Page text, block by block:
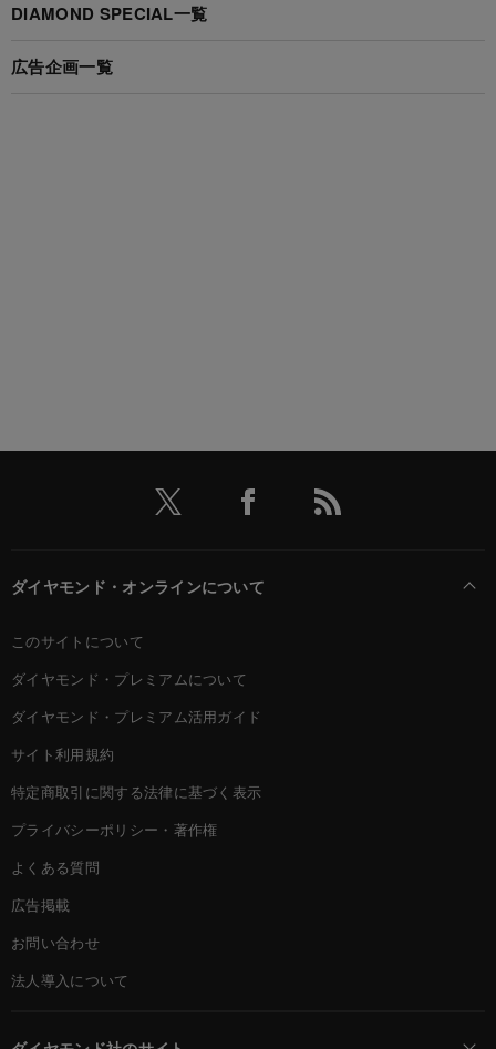
DIAMOND SPECIAL一覧
広告企画一覧
ダイヤモンド・オンラインについて
このサイトについて
ダイヤモンド・プレミアムについて
ダイヤモンド・プレミアム活用ガイド
サイト利用規約
特定商取引に関する法律に基づく表示
プライバシーポリシー・著作権
よくある質問
広告掲載
お問い合わせ
法人導入について